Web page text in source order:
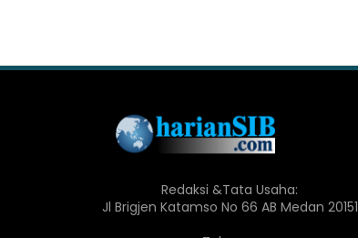
Redaksi &Tata Usaha:
Jl Brigjen Katamso No 66 AB Medan 20151